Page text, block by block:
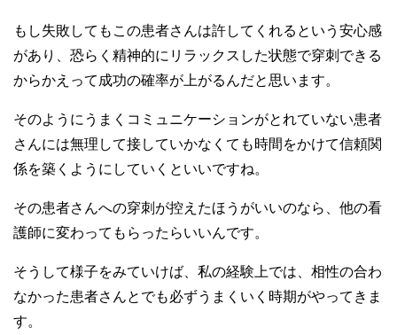
もし失敗してもこの患者さんは許してくれるという安心感
があり、恐らく精神的にリラックスした状態で穿刺できる
からかえって成功の確率が上がるんだと思います。
そのようにうまくコミュニケーションがとれていない患者
さんには無理して接していかなくても時間をかけて信頼関
係を築くようにしていくといいですね。
その患者さんへの穿刺が控えたほうがいいのなら、他の看
護師に変わってもらったらいいんです。
そうして様子をみていけば、私の経験上では、相性の合わ
なかった患者さんとでも必ずうまくいく時期がやってきま
す。